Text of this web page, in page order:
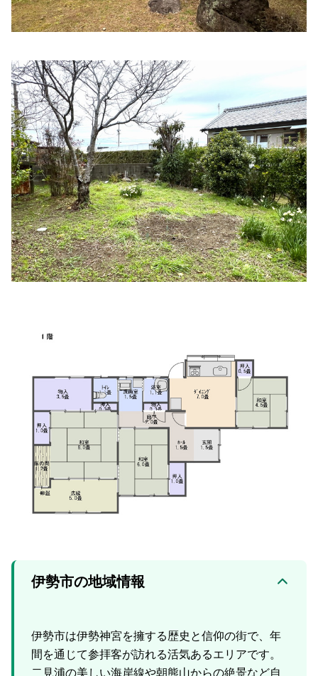
伊勢市の地域情報
伊勢市は伊勢神宮を擁する歴史と信仰の街で、年
間を通じて参拝客が訪れる活気あるエリアです。
二見浦の美しい海岸線や朝熊山からの絶景など自